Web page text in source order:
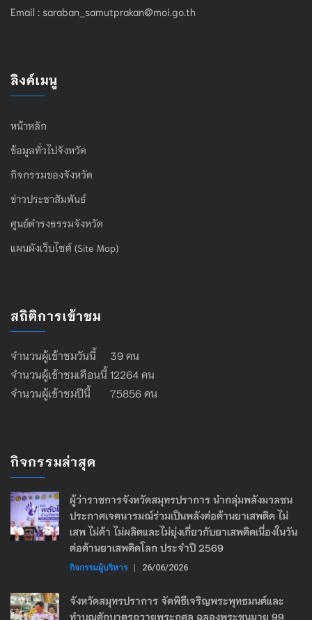
Email : saraban_samutprakan@moi.go.th
ลิงค์เมนู
หน้าหลัก
ข้อมูลทั่วไปจังหวัด
กิจกรรมของจังหวัด
ข่าวประชาสัมพันธ์
ศูนย์ดำรงธรรมจังหวัด
แผนผังเว็บไซต์ (Site Map)
สถิติการเข้าชม
จำนวนผู้เข้าชมวันนี้ 39 คน
จำนวนผู้เข้าชมเดือนนี้ 12264 คน
จำนวนผู้เข้าชมปีนี้ 75856 คน
กิจกรรมล่าสุด
ผู้ว่าราชการจังหวัดสมุทรปราการ นำกลุ่มพลังมวลชน
ประกาศเจตนารมณ์ร่วมเป็นพลังต่อต้านยาเสพติด ไม่
เสพ ไม่ค้า ไม่ผลิตและไม่ยุ่งเกี่ยวกับยาเสพติดเนื่องในวัน
ต่อต้านยาเสพติดโลก ประจำปี 2569
กิจกรรมผู้บริหาร | 26/06/2026
จังหวัดสมุทรปราการ จัดพิธีเจริญพระพุทธมนต์และ
ทำบุญตักบาตรถวายพระกุศล ฉลองพระชนมายุ 99